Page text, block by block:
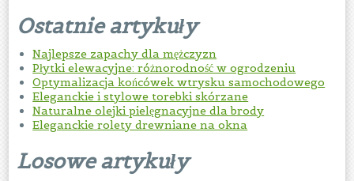
Ostatnie artykuły
Najlepsze zapachy dla mężczyzn
Płytki elewacyjne: różnorodność w ogrodzeniu
Optymalizacja końcówek wtrysku samochodowego
Eleganckie i stylowe torebki skórzane
Naturalne olejki pielęgnacyjne dla brody
Eleganckie rolety drewniane na okna
Losowe artykuły